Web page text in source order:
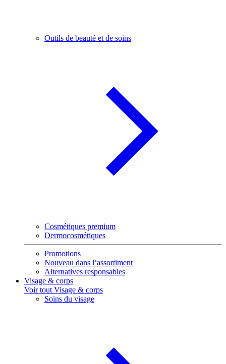
Outils de beauté et de soins
Cosmétiques premium
Dermocosmétiques
Promotions
Nouveau dans l’assortiment
Alternatives responsables
Visage & corps
Voir tout Visage & corps
Soins du visage